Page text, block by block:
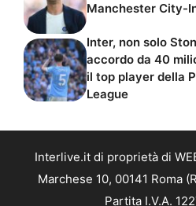
Manchester City-
Inter, non solo
accordo da 40
il top player della
League
Interlive.it di proprietà di
Marchese 10, 00141 Roma
Partita I.V.A.